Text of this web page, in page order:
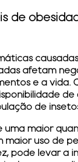
de
afetam
e a vida.
de
uma maior
maior uso de
pode levar a